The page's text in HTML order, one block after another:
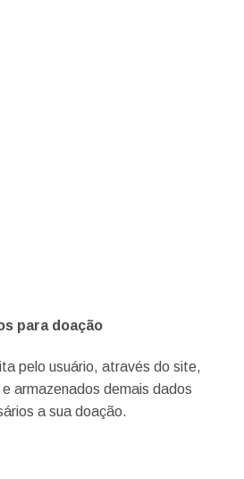
para doação
pelo usuário, através do site,
armazenados demais dados
a sua doação.